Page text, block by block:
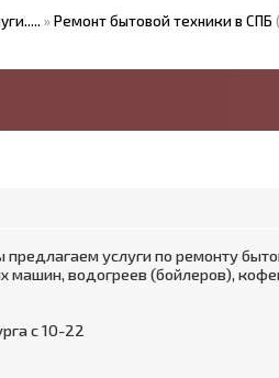
»Ремонт бытовой техники в СПБ
услуги по ремонту
машин, водогреев (бойлеров),
с 10-22